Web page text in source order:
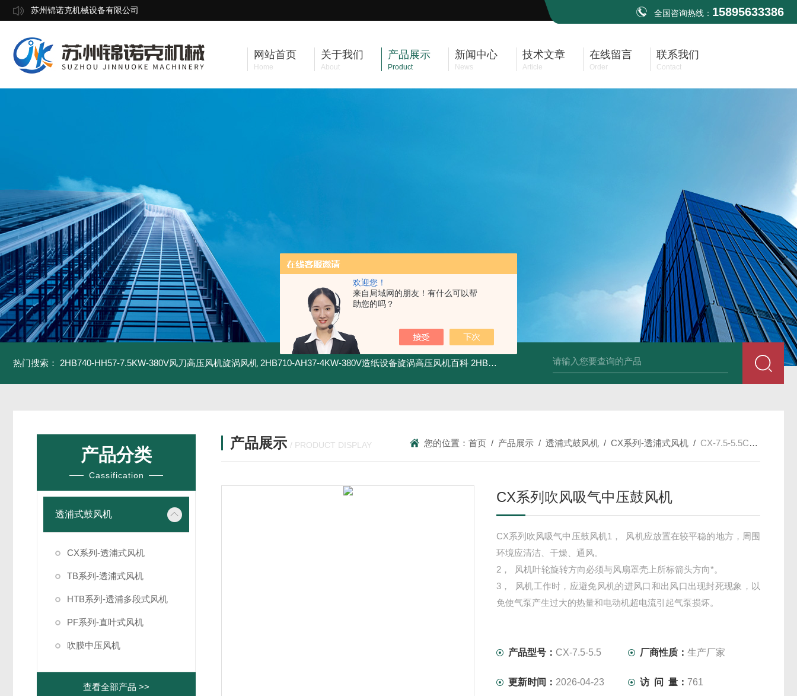
欢迎您！
来自局域网的朋友！有什么可以帮
助您的吗？
苏州锦诺克机械设备有限公司 全国咨询热线： 15895633386
网站首页
Home
关于我们
About
产品展示
Product
新闻中心
News
技术文章
Article
在线留言
Order
联系我们
Contact
热门搜索： 2HB740-HH57-7.5KW-380V风刀高压风机旋涡风机 2HB710-AH37-4KW-380V造纸设备旋涡高压风机百科 2HB820-HH27-7.5KW-380V强力吸尘高压风机旋涡风机 2HB930-AH07-8.5KW-
产品分类
Cassification
透浦式鼓风机
CX系列-透浦式风机
TB系列-透浦式风机
HTB系列-透浦多段式风机
PF系列-直叶式风机
吹膜中压风机
查看全部产品 >>
产品展示 / PRODUCT DISPLAY 您的位置：首页 / 产品展示 /透浦式鼓风机 /CX系列-透浦式风机 / CX-7.5-5.5CX系列吹风吸气中压鼓风机
CX系列吹风吸气中压鼓风机
CX系列吹风吸气中压鼓风机1， 风机应放置在较平稳的地方，周围
环境应清洁、干燥、通风。
2， 风机叶轮旋转方向必须与风扇罩壳上所标箭头方向*。
3， 风机工作时，应避免风机的进风口和出风口出现封死现象，以
免使气泵产生过大的热量和电动机超电流引起气泵损坏。
产品型号： CX-7.5-5.5 厂商性质：生产厂家
更新时间： 2026-04-23 访 问 量： 761